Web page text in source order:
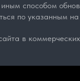
способом
по указанным
в